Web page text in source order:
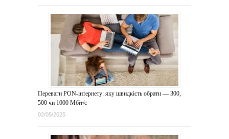
Переваги PON-інтернету: яку швидкість обрати — 300,
500 чи 1000 Мбіт/с
02/05/2025